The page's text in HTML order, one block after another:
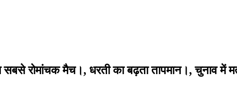
रोमांचक मैच।, धरती का बढ़ता तापमान।, चुनाव में